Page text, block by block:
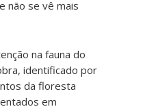
não se vê mais
na fauna do
identificado por
da floresta
em